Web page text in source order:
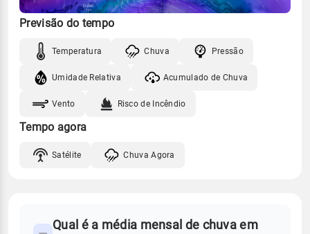
Previsão do tempo
Temperatura Chuva Pressão
Umidade Relativa Acumulado de Chuva
Vento Risco de Incêndio
Tempo agora
Satélite Chuva Agora
Qual é a média mensal de chuva em